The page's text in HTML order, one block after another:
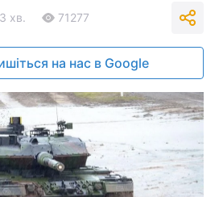
3 хв. 71277
на нас в Google